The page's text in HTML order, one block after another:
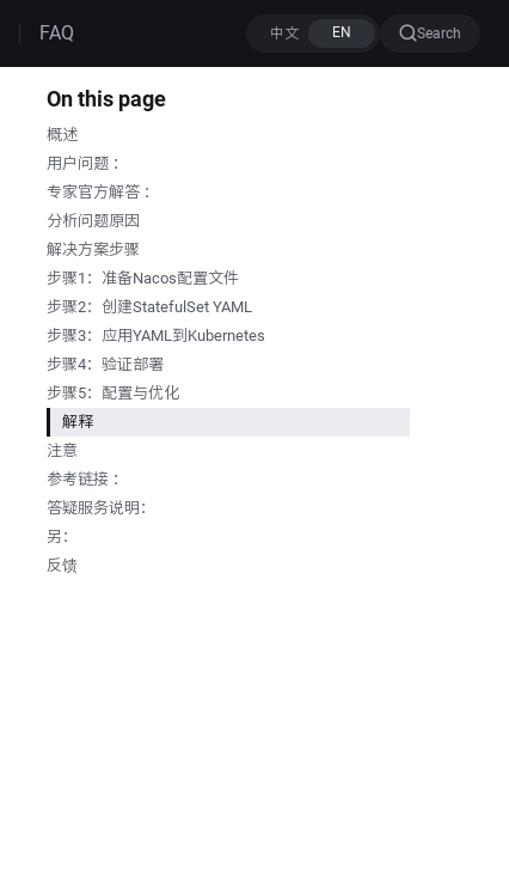
FAQ Search
On this page
概述
用户问题 ：
专家官方解答 ：
分析问题原因
解决方案步骤
步骤1：准备Nacos配置文件
步骤2：创建StatefulSet YAML
步骤3：应用YAML到Kubernetes
步骤4：验证部署
步骤5：配置与优化
解释
注意
参考链接 ：
答疑服务说明：
另：
反馈